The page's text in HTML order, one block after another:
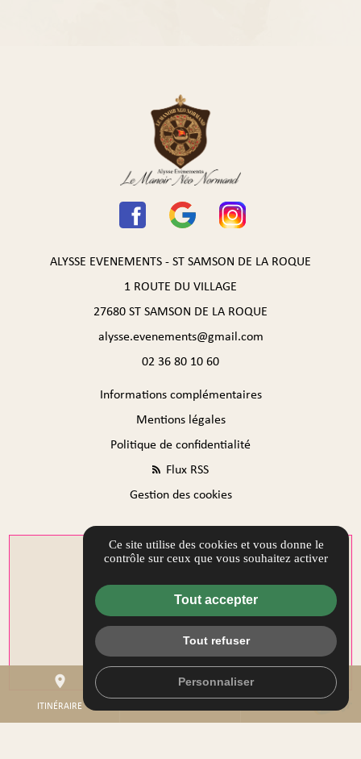
place
ITINÉRAIRE
mail
ALYSSE EVENEMENTS - ST SAMSON DE LA ROQUE
1 ROUTE DU VILLAGE
27680 ST SAMSON DE LA ROQUE
alysse.evenements@gmail.com
02 36 80 10 60
Informations complémentaires
Mentions légales
Politique de confidentialité
Flux RSS
Gestion des cookies
Ce site utilise des cookies et vous donne le
contrôle sur ceux que vous souhaitez activer
Tout accepter
Tout refuser
Personnaliser